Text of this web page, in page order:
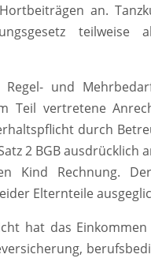
an.
und
Teil vertretene
durch
2 BGB
Kind Rechnung.
Elternteile
hat das